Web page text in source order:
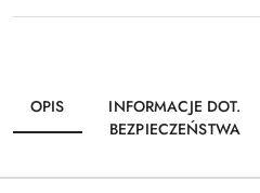
OPIS
INFORMACJE DOT.
BEZPIECZEŃSTWA